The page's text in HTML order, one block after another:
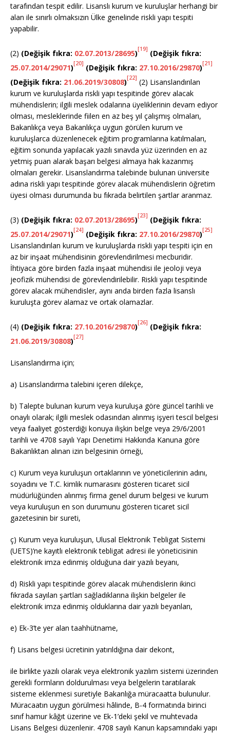
tarafından tespit edilir. Lisanslı kurum ve kuruluşlar herhangi bir
alan ile sınırlı olmaksızın Ülke genelinde riskli yapı tespiti
yapabilir.
(2) (Değişik fıkra: 02.07.2013/28695)[19] (Değişik fıkra:
25.07.2014/29071)[20] (Değişik fıkra: 27.10.2016/29870)[21]
(Değişik fıkra: 21.06.2019/30808)[22] (2) Lisanslandırılan
kurum ve kuruluşlarda riskli yapı tespitinde görev alacak
mühendislerin; ilgili meslek odalarına üyeliklerinin devam ediyor
olması, mesleklerinde fiilen en az beş yıl çalışmış olmaları,
Bakanlıkça veya Bakanlıkça uygun görülen kurum ve
kuruluşlarca düzenlenecek eğitim programlarına katılmaları,
eğitim sonunda yapılacak yazılı sınavda yüz üzerinden en az
yetmiş puan alarak başarı belgesi almaya hak kazanmış
olmaları gerekir. Lisanslandırma talebinde bulunan üniversite
adına riskli yapı tespitinde görev alacak mühendislerin öğretim
üyesi olması durumunda bu fıkrada belirtilen şartlar aranmaz.
(3) (Değişik fıkra: 02.07.2013/28695)[23] (Değişik fıkra:
25.07.2014/29071)[24] (Değişik fıkra: 27.10.2016/29870)[25]
Lisanslandırılan kurum ve kuruluşlarda riskli yapı tespiti için en
az bir inşaat mühendisinin görevlendirilmesi mecburidir.
İhtiyaca göre birden fazla inşaat mühendisi ile jeoloji veya
jeofizik mühendisi de görevlendirilebilir. Riskli yapı tespitinde
görev alacak mühendisler, aynı anda birden fazla lisanslı
kuruluşta görev alamaz ve ortak olamazlar.
(4) (Değişik fıkra: 27.10.2016/29870)[26] (Değişik fıkra:
21.06.2019/30808)[27]
Lisanslandırma için;
a) Lisanslandırma talebini içeren dilekçe,
b) Talepte bulunan kurum veya kuruluşa göre güncel tarihli ve
onaylı olarak; ilgili meslek odasından alınmış işyeri tescil belgesi
veya faaliyet gösterdiği konuya ilişkin belge veya 29/6/2001
tarihli ve 4708 sayılı Yapı Denetimi Hakkında Kanuna göre
Bakanlıktan alınan izin belgesinin örneği,
c) Kurum veya kuruluşun ortaklarının ve yöneticilerinin adını,
soyadını ve T.C. kimlik numarasını gösteren ticaret sicil
müdürlüğünden alınmış firma genel durum belgesi ve kurum
veya kuruluşun en son durumunu gösteren ticaret sicil
gazetesinin bir sureti,
ç) Kurum veya kuruluşun, Ulusal Elektronik Tebligat Sistemi
(UETS)’ne kayıtlı elektronik tebligat adresi ile yöneticisinin
elektronik imza edinmiş olduğuna dair yazılı beyanı,
d) Riskli yapı tespitinde görev alacak mühendislerin ikinci
fıkrada sayılan şartları sağladıklarına ilişkin belgeler ile
elektronik imza edinmiş olduklarına dair yazılı beyanları,
e) Ek-3’te yer alan taahhütname,
f) Lisans belgesi ücretinin yatırıldığına dair dekont,
ile birlikte yazılı olarak veya elektronik yazılım sistemi üzerinden
gerekli formların doldurulması veya belgelerin taratılarak
sisteme eklenmesi suretiyle Bakanlığa müracaatta bulunulur.
Müracaatın uygun görülmesi hâlinde, B-4 formatında birinci
sınıf hamur kâğıt üzerine ve Ek-1’deki şekil ve muhtevada
Lisans Belgesi düzenlenir. 4708 sayılı Kanun kapsamındaki yapı